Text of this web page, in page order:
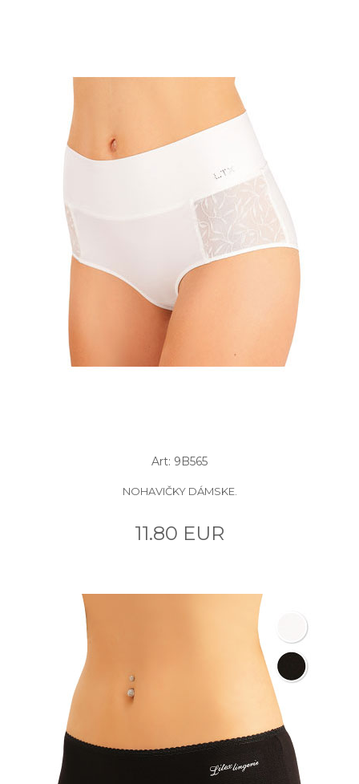
Art: 9B565
NOHAVIČKY DÁMSKE.
11.80 EUR